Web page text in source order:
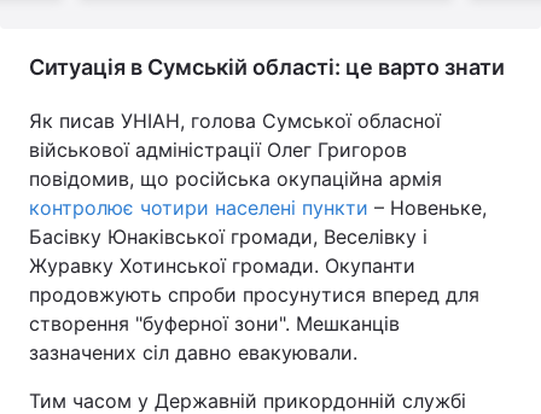
Ситуація в Сумській області: це варто знати
Як писав УНІАН, голова Сумської обласної
військової адміністрації Олег Григоров
повідомив, що російська окупаційна армія
контролює чотири населені пункти – Новеньке,
Басівку Юнаківської громади, Веселівку і
Журавку Хотинської громади. Окупанти
продовжують спроби просунутися вперед для
створення "буферної зони". Мешканців
зазначених сіл давно евакуювали.
Тим часом у Державній прикордонній службі